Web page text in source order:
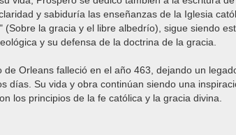
y sabiduría las enseñanzas de la Iglesia
(Sobre la gracia y el libre albedrío), sigue siendo
y su defensa de la doctrina de la gracia.
de Orleans falleció en el año 463, dejando un
días. Su vida y obra continúan siendo una
los principios de la fe católica y la gracia divina.